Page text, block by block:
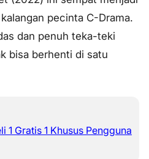
pecinta C-Drama.
dan penuh teka-teki
bisa berhenti di satu
1 Gratis 1 Khusus Pengguna